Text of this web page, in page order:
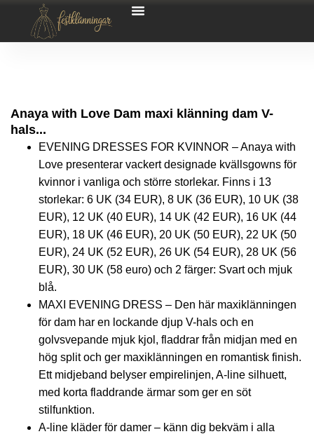
Anaya with Love Dam maxi klänning dam V-
hals...
EVENING DRESSES FOR KVINNOR – Anaya with
Love presenterar vackert designade kvällsgowns för
kvinnor i vanliga och större storlekar. Finns i 13
storlekar: 6 UK (34 EUR), 8 UK (36 EUR), 10 UK (38
EUR), 12 UK (40 EUR), 14 UK (42 EUR), 16 UK (44
EUR), 18 UK (46 EUR), 20 UK (50 EUR), 22 UK (50
EUR), 24 UK (52 EUR), 26 UK (54 EUR), 28 UK (56
EUR), 30 UK (58 euro) och 2 färger: Svart och mjuk
blå.
MAXI EVENING DRESS – Den här maxiklänningen
för dam har en lockande djup V-hals och en
golvsvepande mjuk kjol, fladdrar från midjan med en
hög split och ger maxiklänningen en romantisk finish.
Ett midjeband belyser empirelinjen, A-line silhuett,
med korta fladdrande ärmar som ger en söt
stilfunktion.
A-line kläder för damer – känn dig bekväm i alla